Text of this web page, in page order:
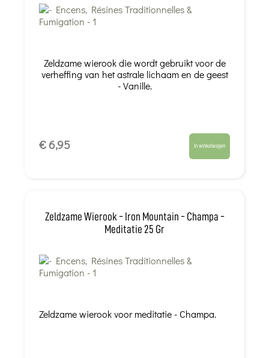
Zeldzame wierook die wordt gebruikt voor de
verheffing van het astrale lichaam en de geest
- Vanille.
€ 6,95 In winkelwagen
Zeldzame Wierook - Iron Mountain - Champa -
Meditatie 25 Gr
Zeldzame wierook voor meditatie - Champa.